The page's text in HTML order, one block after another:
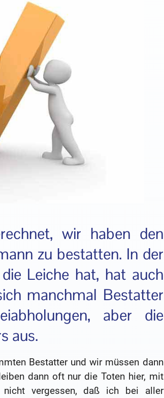
wir haben den
zu bestatten. In der
Leiche hat, hat auch
manchmal Bestatter
aber die
aus.
Bestatter und wir müssen dann
dann oft nur die Toten hier, mit
vergessen, daß ich bei aller